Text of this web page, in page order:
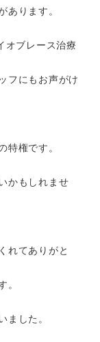
あります。
オブレース治療
フにもお声がけ
特権です。
かもしれませ
れてありがと
。
ました。